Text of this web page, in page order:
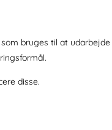
bruges til at
disse.